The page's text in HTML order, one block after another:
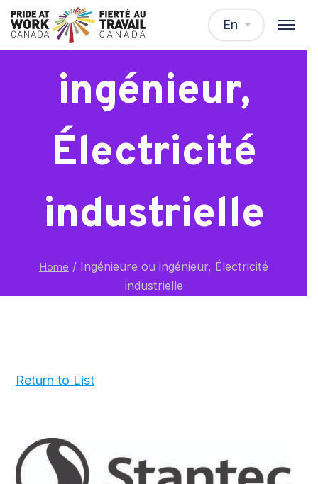
En
Ingénieure ou
ingénieur,
Électricité
industrielle
Home / Ingénieure ou ingénieur, Électricité
industrielle
Return to List